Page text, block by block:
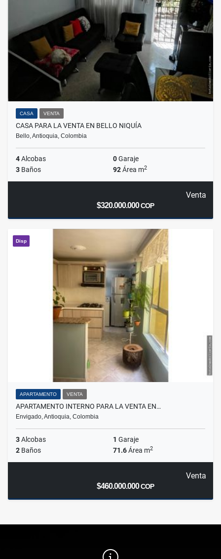
CASA VENTA
CASA PARA LA VENTA EN BELLO NIQUÍA
Bello, Antioquia, Colombia
4Alcobas 0Garaje
3 Baños 92Área m2
Venta
$320.000.000COP
Disp
APARTAMENTO VENTA
APARTAMENTO INTERNO PARA LA VENTA EN…
Envigado, Antioquia, Colombia
3Alcobas 1 Garaje
2 Baños 71.6Área m2
Venta
$460.000.000COP